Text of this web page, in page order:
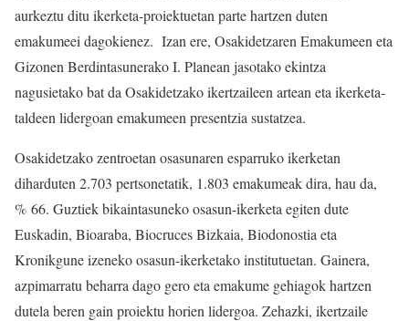
aurkeztu ditu ikerketa-proiektuetan parte hartzen duten
emakumeei dagokienez. Izan ere, Osakidetzaren Emakumeen eta
Gizonen Berdintasunerako I. Planean jasotako ekintza
nagusietako bat da Osakidetzako ikertzaileen artean eta ikerketa-
taldeen lidergoan emakumeen presentzia sustatzea.
Osakidetzako zentroetan osasunaren esparruko ikerketan
diharduten 2.703 pertsonetatik, 1.803 emakumeak dira, hau da,
% 66. Guztiek bikaintasuneko osasun-ikerketa egiten dute
Euskadin, Bioaraba, Biocruces Bizkaia, Biodonostia eta
Kronikgune izeneko osasun-ikerketako institutuetan. Gainera,
azpimarratu beharra dago gero eta emakume gehiagok hartzen
dutela beren gain proiektu horien lidergoa. Zehazki, ikertzaile